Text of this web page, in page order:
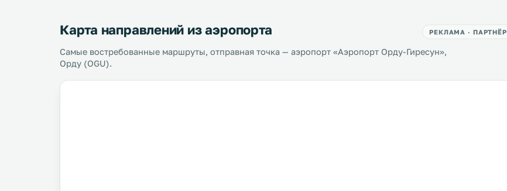
Карта направлений из аэропорта РЕКЛАМА · ПАРТНЁР
Самые востребованные маршруты, отправная точка — аэропорт «Аэропорт Орду-Гиресун»,
Орду (OGU).